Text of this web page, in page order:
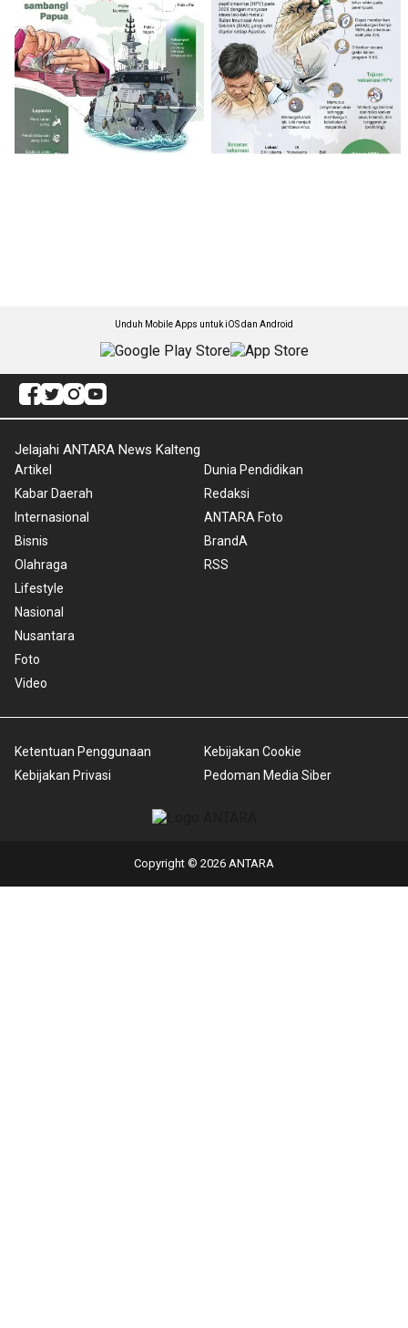
Unduh Mobile Apps untuk iOS dan Android
Jelajahi ANTARA News Kalteng
Artikel
Kabar Daerah
Internasional
Bisnis
Olahraga
Lifestyle
Nasional
Nusantara
Foto
Video
Dunia Pendidikan
Redaksi
ANTARA Foto
BrandA
RSS
Ketentuan Penggunaan
Kebijakan Privasi
Kebijakan Cookie
Pedoman Media Siber
Copyright © 2026 ANTARA